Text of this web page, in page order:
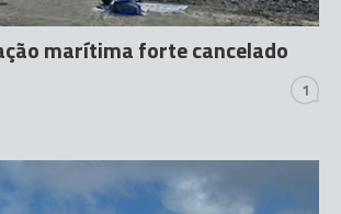
marítima forte cancelado
1